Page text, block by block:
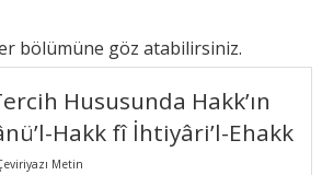
bölümüne göz atabilirsiniz.
Hususunda Hakk’ın
Hakk fî İhtiyâri’l-Ehakk
Metin